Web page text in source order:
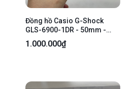
Đồng hồ Casio G-Shock
GLS-6900-1DR - 50mm -
Màu đen - Ngoại hình 97% -
Body
1.000.000₫